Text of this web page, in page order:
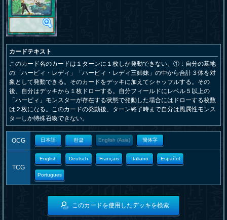
カードテキスト
このカード名のカードは１ターンに１枚しか発動できない。①：自分の墓地
の「ハーピィ・レディ」「ハーピィ・レディ三姉妹」の中から合計３体を対
象として発動できる。そのカードをデッキに加えてシャッフルする。その
後、自分はデッキから１枚ドローする。自分フィールドにレベル５以上の
「ハーピィ」モンスターが存在する状態で発動した場合にはドローする枚数
は２枚になる。このカードの発動後、ターン終了時まで自分は風属性モンス
ターしか特殊召喚できない。
OCG 日本語 한글 English (Asia) 簡体字
TCG
English Deutsch Français Italiano Español
Portugues
このカードを使用したデッキを検索